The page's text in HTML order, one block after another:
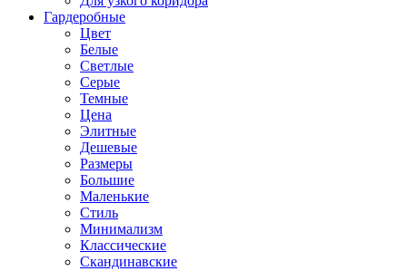
Гардеробные
Цвет
Белые
Светлые
Серые
Темные
Цена
Элитные
Дешевые
Размеры
Большие
Маленькие
Стиль
Минимализм
Классические
Скандинавские